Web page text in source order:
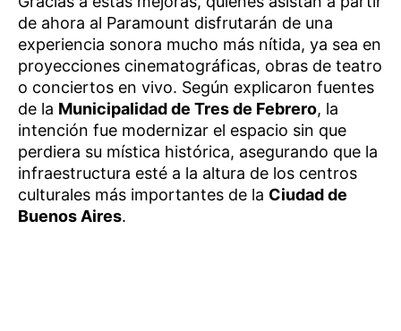
de ahora al Paramount disfrutarán de una
experiencia sonora mucho más nítida, ya sea en
proyecciones cinematográficas, obras de teatro
o conciertos en vivo. Según explicaron fuentes
de la Municipalidad de Tres de Febrero, la
intención fue modernizar el espacio sin que
perdiera su mística histórica, asegurando que la
infraestructura esté a la altura de los centros
culturales más importantes de la Ciudad de
Buenos Aires.